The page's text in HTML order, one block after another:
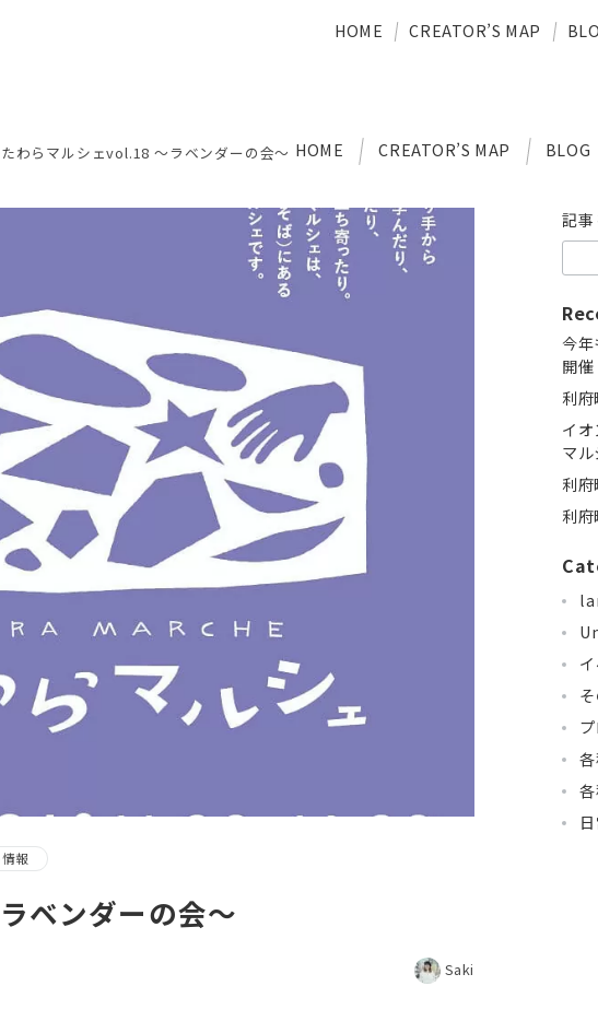
HOME CREATOR’S MAP BLOG
HOME CREATOR’S MAP
わらマルシェvol.18 〜ラベンダーの会〜
報
ベンダーの会〜
Saki
記
今
開催
利府
イ
マ
利
利